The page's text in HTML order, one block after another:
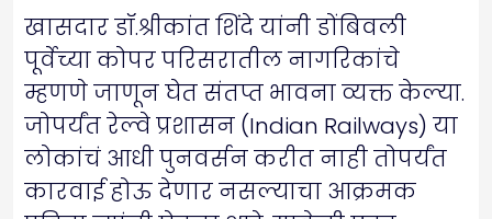
खासदार डॉ.श्रीकांत शिंदे यांनी डोंबिवली
पूर्वेच्या कोपर परिसरातील नागरिकांचे
म्हणणे जाणून घेत संतप्त भावना व्यक्त केल्या.
जोपर्यंत रेल्वे प्रशासन (Indian Railways) या
लोकांचं आधी पुनवर्सन करीत नाही तोपर्यंत
कारवाई होऊ देणार नसल्याचा आक्रमक